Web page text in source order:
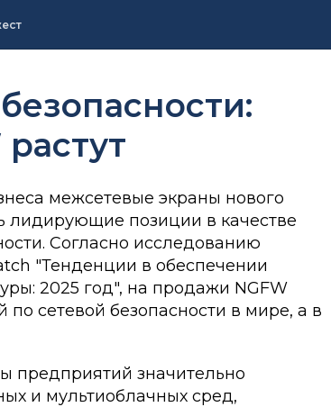
межсетевые экраны нового
лидирующие позиции в качестве
Согласно исследованию
"Тенденции в обеспечении
2025 год", на продажи NGFW
сетевой безопасности в мире, а в
предприятий значительно
и мультиоблачных сред,